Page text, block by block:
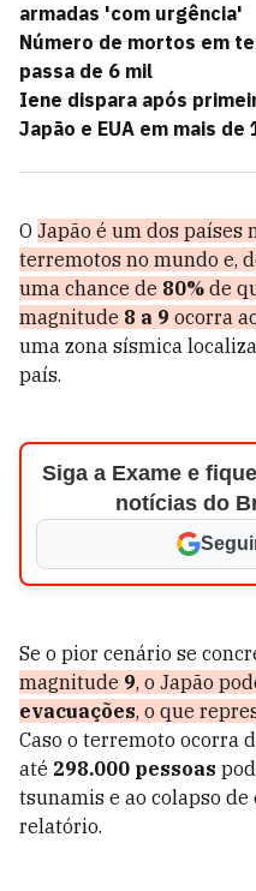
armadas 'com urgência'
Número de mortos em
passa de 6 mil
Iene dispara após
Japão e EUA em mais de
O Japão é um dos países
terremotos no mundo e,
uma chance de 80% de
magnitude 8 a 9 ocorra
uma zona sísmica
país.
Siga a Exame e
notícias do
Se o pior cenário se
magnitude 9, o Japão
evacuações, o que
Caso o terremoto ocorra
até 298.000 pessoas
tsunamis e ao colapso
relatório.